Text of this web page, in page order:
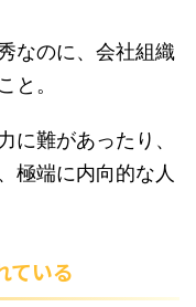
なのに、会社組織
と。
に難があったり、
極端に内向的な人
ている